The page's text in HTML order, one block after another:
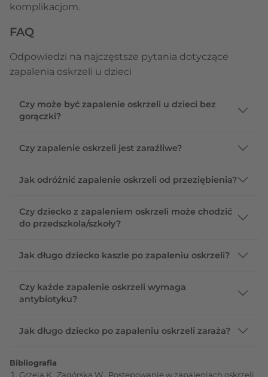
komplikacjom.
FAQ
Odpowiedzi na najczęstsze pytania dotyczące
zapalenia oskrzeli u dzieci
Czy może być zapalenie oskrzeli u dzieci bez
gorączki?
Czy zapalenie oskrzeli jest zaraźliwe?
Jak odróżnić zapalenie oskrzeli od przeziębienia?
Czy dziecko z zapaleniem oskrzeli może chodzić
do przedszkola/szkoły?
Jak długo dziecko kaszle po zapaleniu oskrzeli?
Czy każde zapalenie oskrzeli wymaga
antybiotyku?
Jak długo dziecko po zapaleniu oskrzeli zaraża?
Bibliografia
Grzela K., Zagórska W., Postępowanie w zapaleniach oskrzeli